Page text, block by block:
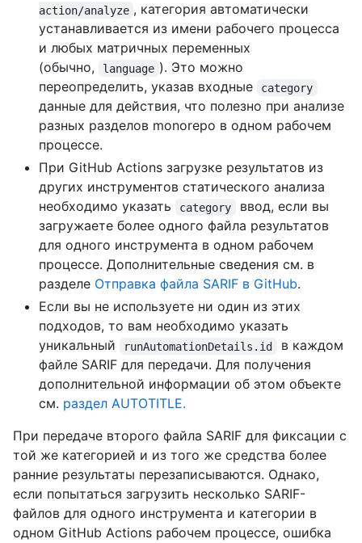
action/analyze , категория автоматически
устанавливается из имени рабочего процесса
и любых матричных переменных
(обычно,
language ). Это можно
переопределить, указав входные
category
данные для действия, что полезно при анализе
разных разделов monorepo в одном рабочем
процессе.
При GitHub Actions загрузке результатов из
других инструментов статического анализа
необходимо указать
category
ввод, если вы
загружаете более одного файла результатов
для одного инструмента в одном рабочем
процессе. Дополнительные сведения см. в
разделе Отправка файла SARIF в GitHub.
Если вы не используете ни один из этих
подходов, то вам необходимо указать
уникальный
runAutomationDetails.id
в каждом
файле SARIF для передачи. Для получения
дополнительной информации об этом объекте
см. раздел AUTOTITLE.
При передаче второго файла SARIF для фиксации с
той же категорией и из того же средства более
ранние результаты перезаписываются. Однако,
если попытаться загрузить несколько SARIF-
файлов для одного инструмента и категории в
одном GitHub Actions рабочем процессе, ошибка